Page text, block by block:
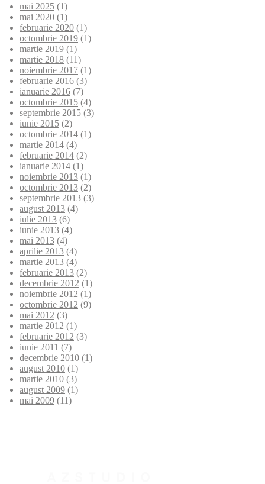
mai 2025 (1)
mai 2020 (1)
februarie 2020 (1)
octombrie 2019 (1)
martie 2019 (1)
martie 2018 (11)
noiembrie 2017 (1)
februarie 2016 (3)
ianuarie 2016 (7)
octombrie 2015 (4)
septembrie 2015 (3)
iunie 2015 (2)
octombrie 2014 (1)
martie 2014 (4)
februarie 2014 (2)
ianuarie 2014 (1)
noiembrie 2013 (1)
octombrie 2013 (2)
septembrie 2013 (3)
august 2013 (4)
iulie 2013 (6)
iunie 2013 (4)
mai 2013 (4)
aprilie 2013 (4)
martie 2013 (4)
februarie 2013 (2)
decembrie 2012 (1)
noiembrie 2012 (1)
octombrie 2012 (9)
mai 2012 (3)
martie 2012 (1)
februarie 2012 (3)
iunie 2011 (7)
decembrie 2010 (1)
august 2010 (1)
martie 2010 (3)
august 2009 (1)
mai 2009 (11)